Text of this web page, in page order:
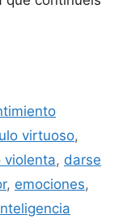
virtuoso,
violenta, darse
, emociones,